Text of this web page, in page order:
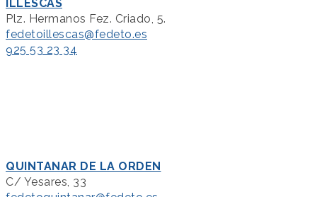
ILLESCAS
Plz. Hermanos Fez. Criado, 5.
fedetoillescas@fedeto.es
925 53 23 34
QUINTANAR DE LA ORDEN
C/ Yesares, 33